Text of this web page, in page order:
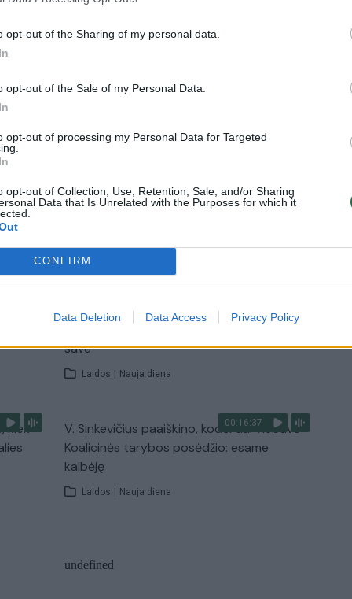
opt-out of the Sharing of my personal data.
opt-out of the Sale of my Personal Data.
opt-out of processing my Personal Data for Targeted
opt-out of Collection, Use, Retention, Sale, and/or Sharing
Data that Is Unrelated with the Purposes for which it
CONFIRM
Data Deletion Data Access Privacy Policy
liko
netoli Druskininkų vėjas vertė ištisus
Žinios Orai
00:00:57
Sinoptikai atsakė, kokiais orais užbaigsime
Lietuvos pasiruošimą pavojams neigiamai
vertinantis šaulys: nustokime apgaudinėti
save
Laidos | Nauja diena
kiek
00:16:37
V. Sinkevičius paaiškino, kodėl dar nebuvo
Koalicinės tarybos posėdžio: esame
kalbėję
Laidos | Nauja diena